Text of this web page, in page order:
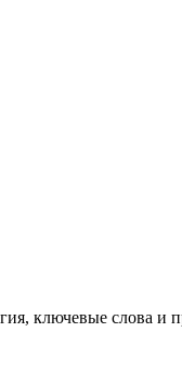
ключевые слова и